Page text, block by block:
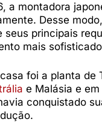
a montadora
Desse
principais
mais
foi a planta de
e Malásia e
conquistado